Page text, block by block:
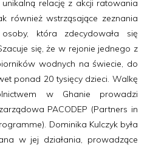
relację z akcji ratowania
również wstrząsające zeznania
która zdecydowała się
się, że w rejonie jednego z
wodnych na świecie, do
ponad 20 tysięcy dzieci. Walkę
w Ghanie prowadzi
PACODEP (Partners in
Dominika Kulczyk była
w jej działania, prowadzące